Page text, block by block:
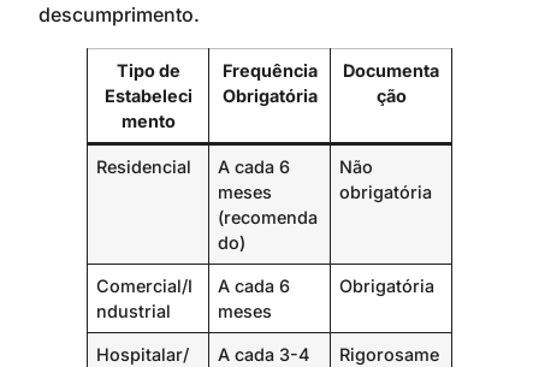
descumprimento.
Tipo de
Estabeleci
mento
Frequência
Obrigatória
Documenta
ção
Residencial
A cada 6
meses
(recomenda
do)
Não
obrigatória
Comercial/I
ndustrial
A cada 6
meses
Obrigatória
Hospitalar/
A cada 3-4
Rigorosame